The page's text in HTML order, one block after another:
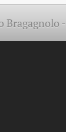
Bragagnolo -